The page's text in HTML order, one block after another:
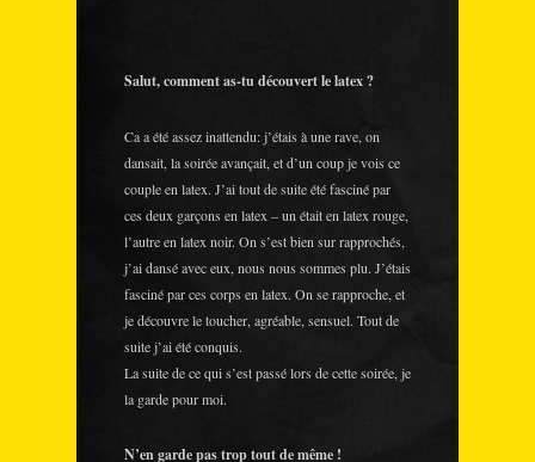
Salut, comment as-tu découvert le latex ?
Ca a été assez inattendu: j’étais à une rave, on
dansait, la soirée avançait, et d’un coup je vois ce
couple en latex. J’ai tout de suite été fasciné par
ces deux garçons en latex – un était en latex rouge,
l’autre en latex noir. On s’est bien sur rapprochés,
j’ai dansé avec eux, nous nous sommes plu. J’étais
fasciné par ces corps en latex. On se rapproche, et
je découvre le toucher, agréable, sensuel. Tout de
suite j’ai été conquis.
La suite de ce qui s’est passé lors de cette soirée, je
la garde pour moi.
N’en garde pas trop tout de même !